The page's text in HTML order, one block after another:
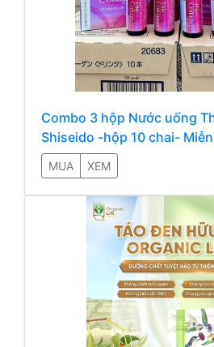
Combo 3 hộp Nước uống
Shiseido -hộp 10 chai-
MUA XEM